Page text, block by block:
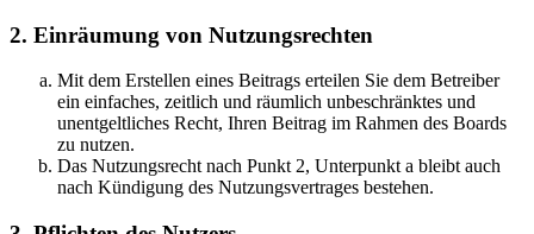
2. Einräumung von Nutzungsrechten
Mit dem Erstellen eines Beitrags erteilen Sie dem Betreiber
ein einfaches, zeitlich und räumlich unbeschränktes und
unentgeltliches Recht, Ihren Beitrag im Rahmen des Boards
zu nutzen.
Das Nutzungsrecht nach Punkt 2, Unterpunkt a bleibt auch
nach Kündigung des Nutzungsvertrages bestehen.